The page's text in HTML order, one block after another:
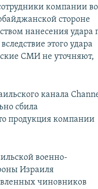
компании во
стороне
нанесения удара
этого удара
СМИ не уточняют,
канала
сбила
продукция компании
военно-
Израиля
чиновников